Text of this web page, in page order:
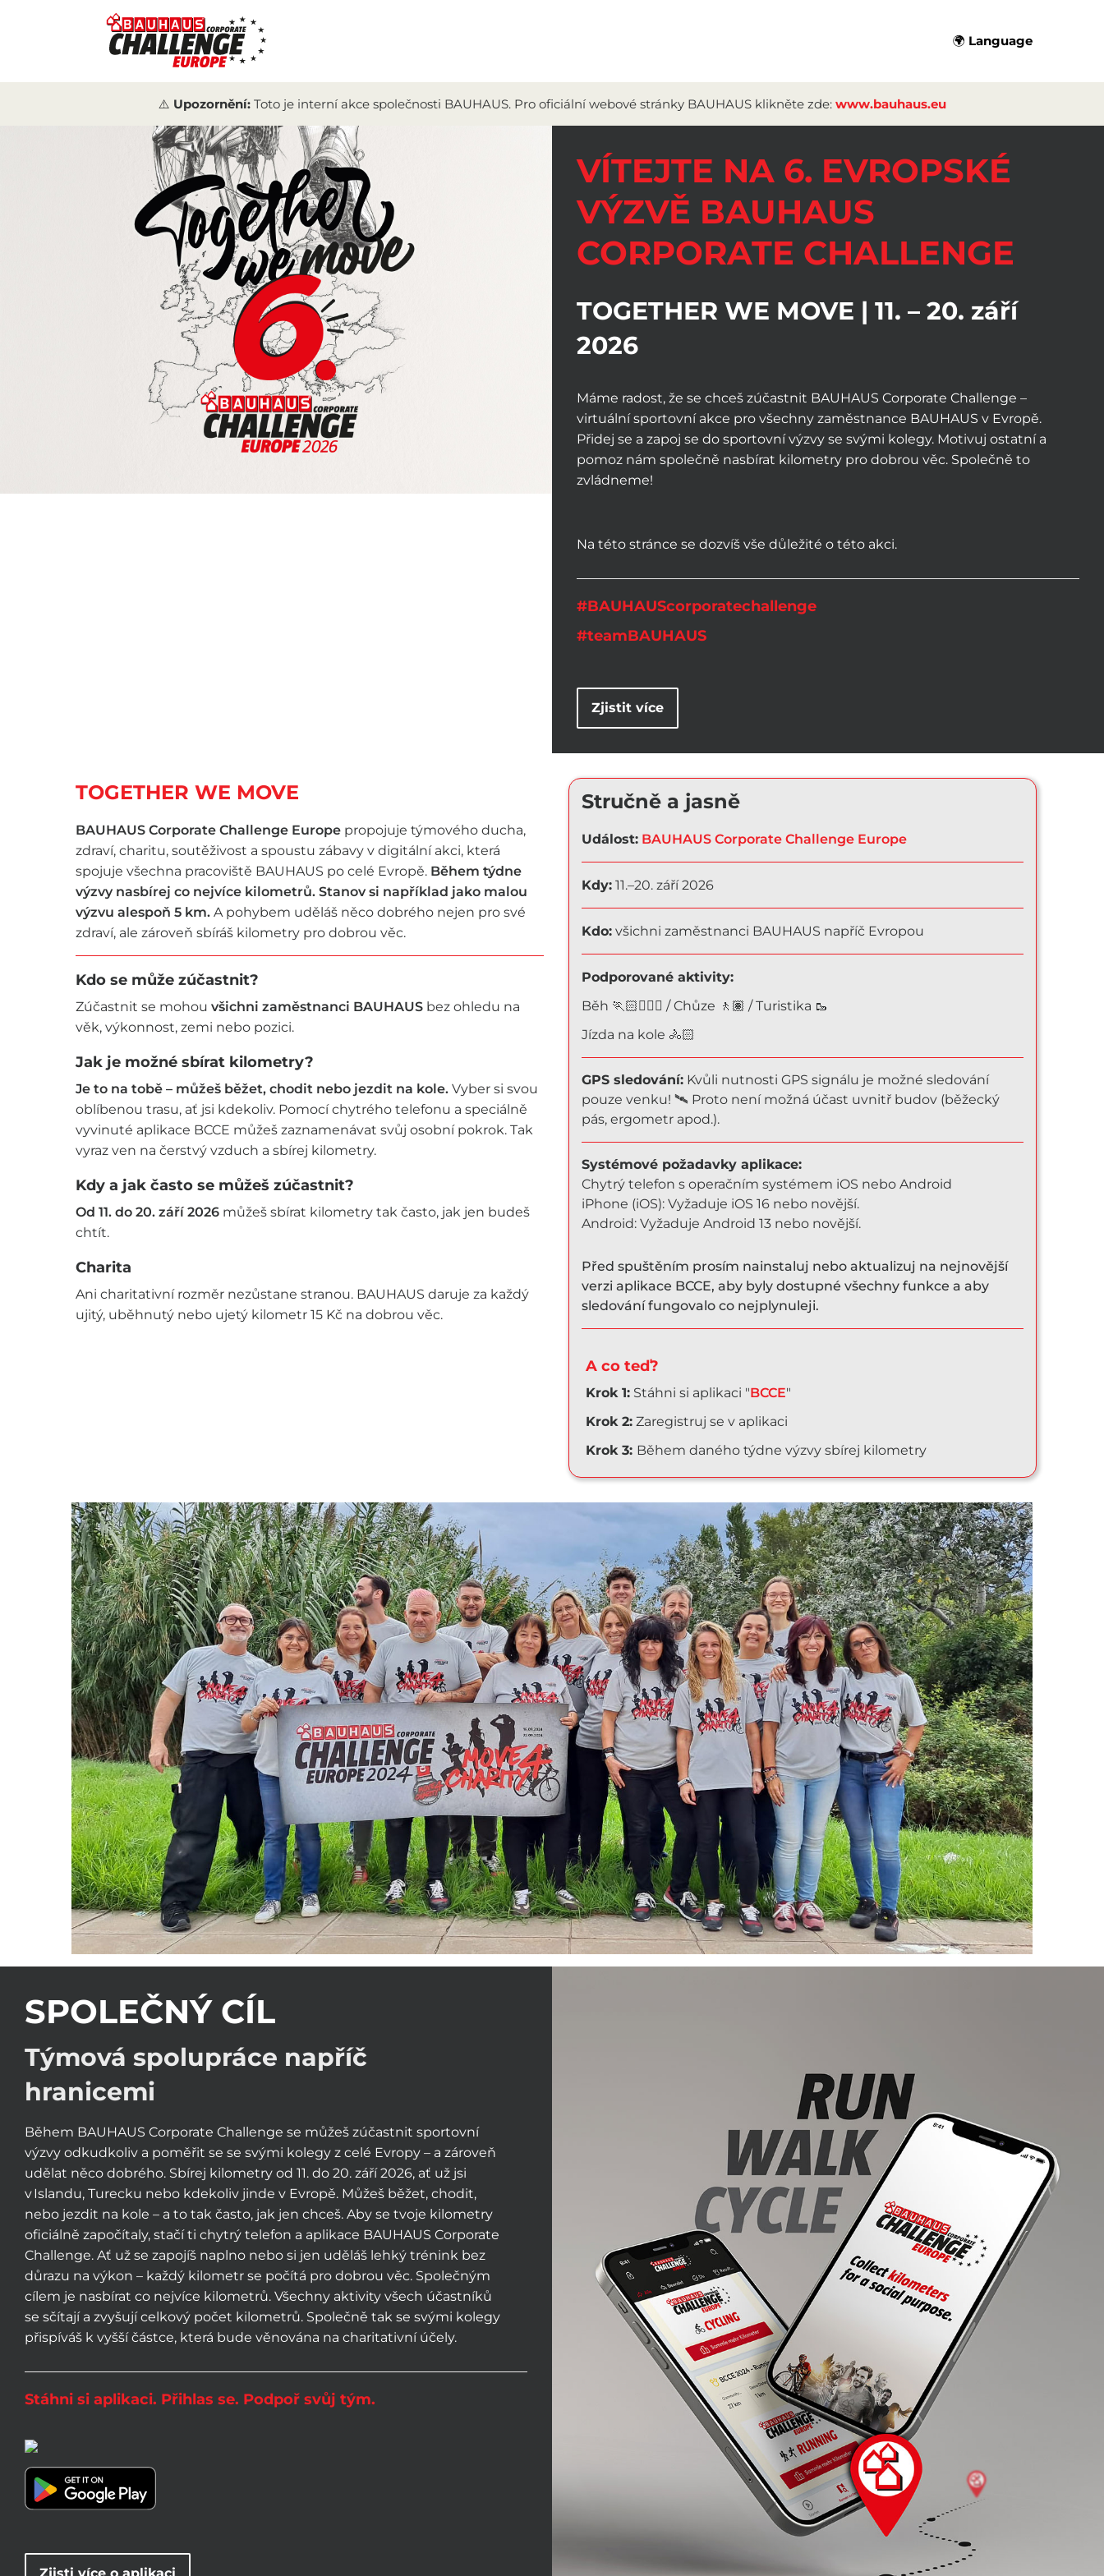
🌍 Language
⚠️ Upozornění:Toto je interní akce společnosti BAUHAUS. Pro oficiální webové stránky BAUHAUS klikněte zde: www.bauhaus.eu
VÍTEJTE NA 6. EVROPSKÉ
VÝZVĚ BAUHAUS
CORPORATE CHALLENGE
TOGETHER WE MOVE | 11. – 20. září
2026
Máme radost, že se chceš zúčastnit BAUHAUS Corporate Challenge –
virtuální sportovní akce pro všechny zaměstnance BAUHAUS v Evropě.
Přidej se a zapoj se do sportovní výzvy se svými kolegy. Motivuj ostatní a
pomoz nám společně nasbírat kilometry pro dobrou věc. Společně to
zvládneme!
Na této stránce se dozvíš vše důležité o této akci.
#BAUHAUScorporatechallenge
#teamBAUHAUS
Zjistit více
TOGETHER WE MOVE
BAUHAUS Corporate Challenge Europe propojuje týmového ducha,
zdraví, charitu, soutěživost a spoustu zábavy v digitální akci, která
spojuje všechna pracoviště BAUHAUS po celé Evropě. Během týdne
výzvy nasbírej co nejvíce kilometrů. Stanov si například jako malou
výzvu alespoň 5 km. A pohybem uděláš něco dobrého nejen pro své
zdraví, ale zároveň sbíráš kilometry pro dobrou věc.
Kdo se může zúčastnit?
Zúčastnit se mohou všichni zaměstnanci BAUHAUS bez ohledu na
věk, výkonnost, zemi nebo pozici.
Jak je možné sbírat kilometry?
Je to na tobě – můžeš běžet, chodit nebo jezdit na kole. Vyber si svou
oblíbenou trasu, ať jsi kdekoliv. Pomocí chytrého telefonu a speciálně
vyvinuté aplikace BCCE můžeš zaznamenávat svůj osobní pokrok. Tak
vyraz ven na čerstvý vzduch a sbírej kilometry.
Kdy a jak často se můžeš zúčastnit?
Od 11. do 20. září 2026 můžeš sbírat kilometry tak často, jak jen budeš
chtít.
Charita
Ani charitativní rozměr nezůstane stranou. BAUHAUS daruje za každý
ujitý, uběhnutý nebo ujetý kilometr 15 Kč na dobrou věc.
Stručně a jasně
Událost: BAUHAUS Corporate Challenge Europe
Kdy:11.–20. září 2026
Kdo:všichni zaměstnanci BAUHAUS napříč Evropou
Podporované aktivity:
Běh 🏃🏻🏃🏽‍♀️ / Chůze 🚶🏽 / Turistika 🥾
Jízda na kole 🚴🏻
GPS sledování:Kvůli nutnosti GPS signálu je možné sledování
pouze venku! 🛰️ Proto není možná účast uvnitř budov (běžecký
pás, ergometr apod.).
Systémové požadavky aplikace:
Chytrý telefon s operačním systémem iOS nebo Android
iPhone (iOS): Vyžaduje iOS 16 nebo novější.
Android: Vyžaduje Android 13 nebo novější.
Před spuštěním prosím nainstaluj nebo aktualizuj na nejnovější
verzi aplikace BCCE, aby byly dostupné všechny funkce a aby
sledování fungovalo co nejplynuleji.
A co teď?
Krok 1:Stáhni si aplikaci "BCCE"
Krok 2:Zaregistruj se v aplikaci
Krok 3: Během daného týdne výzvy sbírej kilometry
SPOLEČNÝ CÍL
Týmová spolupráce napříč
hranicemi
Během BAUHAUS Corporate Challenge se můžeš zúčastnit sportovní
výzvy odkudkoliv a poměřit se se svými kolegy z celé Evropy – a zároveň
udělat něco dobrého. Sbírej kilometry od 11. do 20. září 2026, ať už jsi
v Islandu, Turecku nebo kdekoliv jinde v Evropě. Můžeš běžet, chodit,
nebo jezdit na kole – a to tak často, jak jen chceš. Aby se tvoje kilometry
oficiálně započítaly, stačí ti chytrý telefon a aplikace BAUHAUS Corporate
Challenge. Ať už se zapojíš naplno nebo si jen uděláš lehký trénink bez
důrazu na výkon – každý kilometr se počítá pro dobrou věc. Společným
cílem je nasbírat co nejvíce kilometrů. Všechny aktivity všech účastníků
se sčítají a zvyšují celkový počet kilometrů. Společně tak se svými kolegy
přispíváš k vyšší částce, která bude věnována na charitativní účely.
Stáhni si aplikaci. Přihlas se. Podpoř svůj tým.